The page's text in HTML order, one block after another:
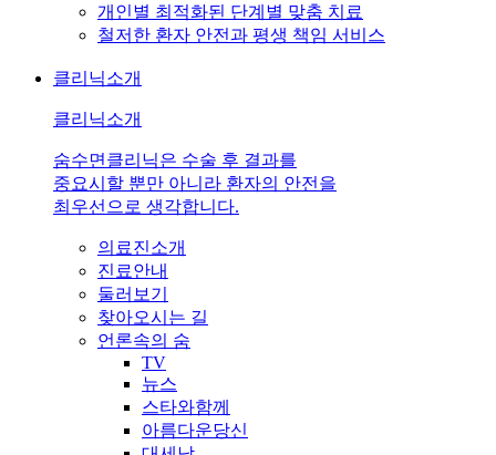
개인별 최적화된 단계별 맞춤 치료
철저한 환자 안전과 평생 책임 서비스
클리닉소개
클리닉소개
숨수면클리닉은 수술 후 결과를
중요시할 뿐만 아니라 환자의 안전을
최우선으로 생각합니다.
의료진소개
진료안내
둘러보기
찾아오시는 길
언론속의 숨
TV
뉴스
스타와함께
아름다운당신